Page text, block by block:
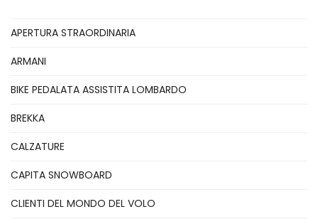
APERTURA STRAORDINARIA
ARMANI
BIKE PEDALATA ASSISTITA LOMBARDO
BREKKA
CALZATURE
CAPITA SNOWBOARD
CLIENTI DEL MONDO DEL VOLO